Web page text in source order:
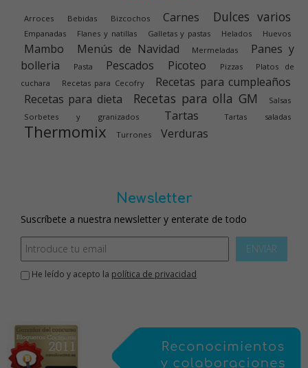
Arroces Bebidas Bizcochos Carnes Dulces varios
Empanadas Flanes y natillas Galletas y pastas Helados Huevos
Mambo Menús de Navidad Mermeladas
Panes y
bolleria
Pasta Pescados Picoteo Pizzas
Platos de
cuchara
Recetas para Cecofry
Recetas para cumpleaños
Recetas para dieta
Recetas para olla GM
Salsas
Sorbetes y granizados
Tartas Tartas saladas
Thermomix Turrones Verduras
Newsletter
Suscríbete a nuestra newsletter y enterate de todo
ENVIAR
He leído y acepto la política de privacidad